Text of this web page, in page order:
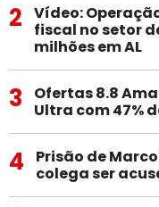
2
Vídeo:
fiscal no setor
milhões em AL
3
Ofertas 8.8
Ultra com 47%
4
Prisão de
colega ser